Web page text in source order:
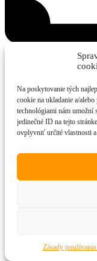
Na poskytovanie tých
cookie na ukladanie a/
technológiami nám umožní
jedinečné ID na tejto
ovplyvniť určité vlastnosti
Zásady
Sekcia Tiper
Presný plán ako sa
mesačne.Tvoje
vytvoria stabilný príjem.